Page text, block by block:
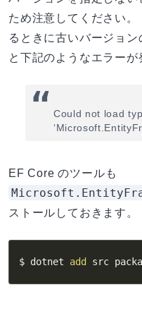
ため注意してください
るときに古いバージョ
と下記のようなエラーが
Could not load
EF Core のツールも
ストールしておきます。
$ dotnet add src